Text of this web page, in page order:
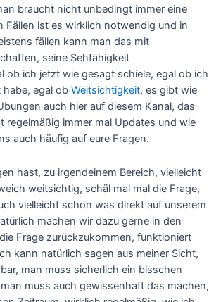
braucht nicht unbedingt immer eine
Fällen ist es wirklich notwendig und in
fällen kann man das mit
seine Sehfähigkeit
ob ich jetzt wie gesagt schiele, egal ob ich
egal ob Weitsichtigkeit, es gibt wie
auch hier auf diesem Kanal, das
regelmäßig immer mal Updates und wie
auch häufig auf eure Fragen.
hast, zu irgendeinem Bereich, vielleicht
weitsichtig, schäl mal mal die Frage,
vielleicht schon was direkt auf unserem
machen wir dazu gerne in den
Frage zurückzukommen, funktioniert
kann natürlich sagen aus meiner Sicht,
man muss sicherlich ein bisschen
muss auch gewissenhaft das machen,